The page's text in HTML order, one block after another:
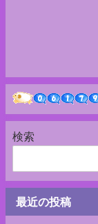
検索
最近の投稿